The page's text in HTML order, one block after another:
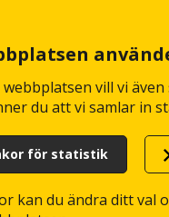
vill vi
du att vi samlar in
för statistik
kan du ändra ditt val